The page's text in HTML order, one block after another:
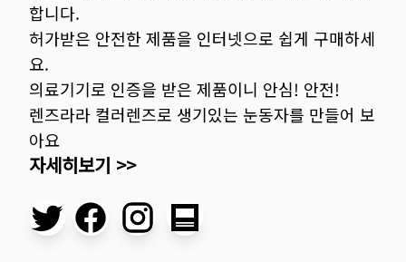
합니다.
허가받은 안전한 제품을 인터넷으로 쉽게 구매하세
요.
의료기기로 인증을 받은 제품이니 안심! 안전!
렌즈라라 컬러렌즈로 생기있는 눈동자를 만들어 보
아요
자세히보기 >>